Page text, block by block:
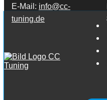
Zum Inhalt springen
E-Mail: info@cc-
tuning.de